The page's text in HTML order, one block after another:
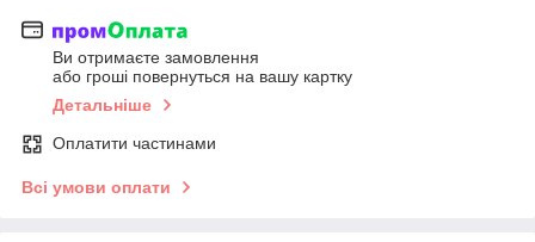
Ви отримаєте замовлення
або гроші повернуться на вашу картку
Детальніше
Оплатити частинами
Всі умови оплати